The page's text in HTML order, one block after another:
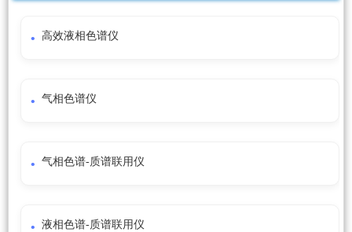
高效液相色谱仪
气相色谱仪
气相色谱-质谱联用仪
液相色谱-质谱联用仪